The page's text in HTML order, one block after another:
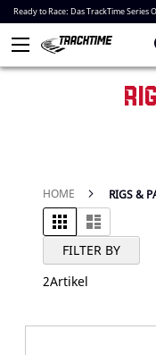
Ready to Race: Das TrackTime Series
HOME RIGS &
FILTER BY
Ansicht als
RasterListe
2Artikel